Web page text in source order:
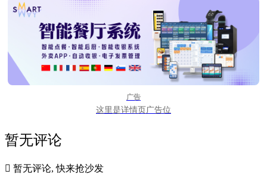
广告
这里是详情页广告位
暂无评论
 暂无评论, 快来抢沙发